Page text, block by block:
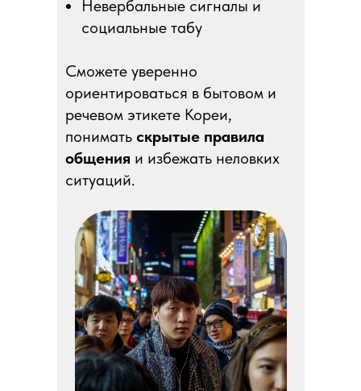
Невербальные сигналы и
социальные табу
Сможете уверенно
ориентироваться в бытовом и
речевом этикете Кореи,
понимать скрытые правила
общения и избежать неловких
ситуаций.